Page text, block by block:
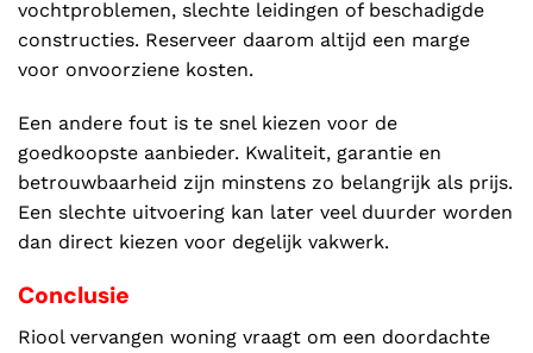
vochtproblemen, slechte leidingen of beschadigde
constructies. Reserveer daarom altijd een marge
voor onvoorziene kosten.
Een andere fout is te snel kiezen voor de
goedkoopste aanbieder. Kwaliteit, garantie en
betrouwbaarheid zijn minstens zo belangrijk als prijs.
Een slechte uitvoering kan later veel duurder worden
dan direct kiezen voor degelijk vakwerk.
Conclusie
Riool vervangen woning vraagt om een doordachte